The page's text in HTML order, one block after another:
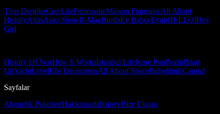
Tüm DergilerCeo LifeFormsanteMaison FrançaiseAll About
HistoryAtlasAuto ShowB-MagBurdaEv BahçeEvimHELLO!Hey
Girl
History Of WarHow It Worksİstanbul LifeKore PopPozitifStart
UpYachtLevelElle DecorationAll About SpaceBebeğimleCapital
Sayfalar
Abonelik PaketleriHakkımızdaKünyeBize Ulaşın